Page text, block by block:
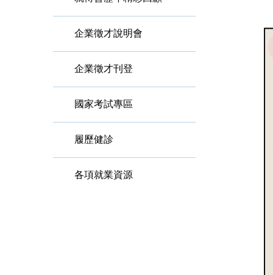
企業徵才說明會
企業徵才刊登
國家考試專區
履歷健診
各項就業資源